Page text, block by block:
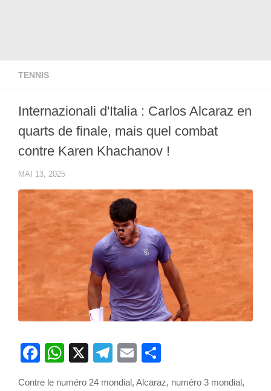
TENNIS
Internazionali d'Italia : Carlos Alcaraz en
quarts de finale, mais quel combat
contre Karen Khachanov !
MAI 13, 2025
Facebook
WhatsApp
X Telegram
Email
Contre le numéro 24 mondial, Alcaraz, numéro 3 mondial,